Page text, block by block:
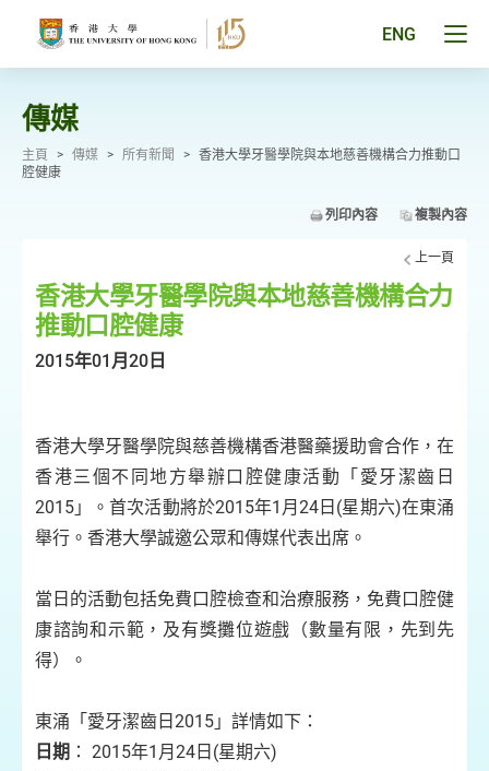
ENG
傳媒
主頁 > 傳媒 > 所有新聞 > 香港大學牙醫學院與本地慈善機構合力推動口
腔健康
列印內容 複製內容
上一頁
香港大學牙醫學院與本地慈善機構合力
推動口腔健康
2015年01月20日
香港大學牙醫學院與慈善機構香港醫藥援助會合作，在
香港三個不同地方舉辦口腔健康活動「愛牙潔齒日
2015」。首次活動將於2015年1月24日(星期六)在東涌
舉行。香港大學誠邀公眾和傳媒代表出席。
當日的活動包括免費口腔檢查和治療服務，免費口腔健
康諮詢和示範，及有獎攤位遊戲（數量有限，先到先
得）。
東涌「愛牙潔齒日2015」詳情如下：
日期 ： 2015年1月24日(星期六)